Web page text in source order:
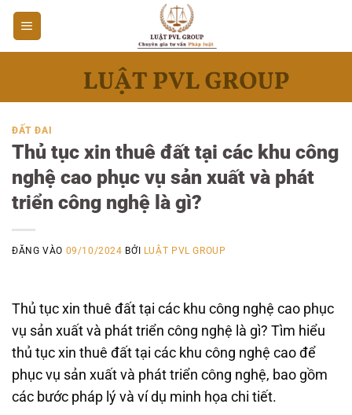
Bỏ
qua
nội
ĐẤT ĐAI
Thủ tục xin thuê đất tại các khu công
nghệ cao phục vụ sản xuất và phát
triển công nghệ là gì?
ĐĂNG VÀO 09/10/2024 BỞI LUẬT PVL GROUP
Thủ tục xin thuê đất tại các khu công nghệ cao phục
vụ sản xuất và phát triển công nghệ là gì? Tìm hiểu
thủ tục xin thuê đất tại các khu công nghệ cao để
phục vụ sản xuất và phát triển công nghệ, bao gồm
các bước pháp lý và ví dụ minh họa chi tiết.